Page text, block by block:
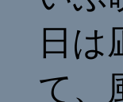
日は
て、